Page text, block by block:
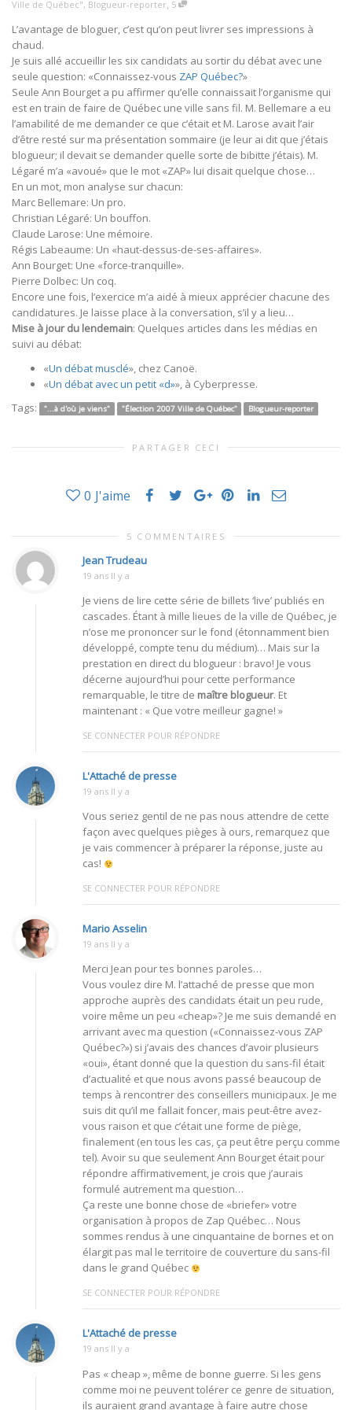
Ville de Québec", Blogueur-reporter, 5
L’avantage de bloguer, c’est qu’on peut livrer ses impressions à
chaud.
Je suis allé accueillir les six candidats au sortir du débat avec une
seule question: «Connaissez-vous ZAP Québec?»
Seule Ann Bourget a pu affirmer qu’elle connaissait l’organisme qui
est en train de faire de Québec une ville sans fil. M. Bellemare a eu
l’amabilité de me demander ce que c’était et M. Larose avait l’air
d’être resté sur ma présentation sommaire (je leur ai dit que j’étais
blogueur; il devait se demander quelle sorte de bibitte j’étais). M.
Légaré m’a «avoué» que le mot «ZAP» lui disait quelque chose…
En un mot, mon analyse sur chacun:
Marc Bellemare: Un pro.
Christian Légaré: Un bouffon.
Claude Larose: Une mémoire.
Régis Labeaume: Un «haut-dessus-de-ses-affaires».
Ann Bourget: Une «force-tranquille».
Pierre Dolbec: Un coq.
Encore une fois, l’exercice m’a aidé à mieux apprécier chacune des
candidatures. Je laisse place à la conversation, s’il y a lieu…
Mise à jour du lendemain: Quelques articles dans les médias en
suivi au débat:
«Un débat musclé», chez Canoë.
«Un débat avec un petit «d»», à Cyberpresse.
Tags:
"...à d'où je viens" "Élection 2007 Ville de Québec" Blogueur-reporter
PARTAGER CECI
0 J'aime
5 COMMENTAIRES
Jean Trudeau
19 ans Il y a
Je viens de lire cette série de billets ‘live’ publiés en
cascades. Étant à mille lieues de la ville de Québec, je
n’ose me prononcer sur le fond (étonnamment bien
développé, compte tenu du médium)… Mais sur la
prestation en direct du blogueur : bravo! Je vous
décerne aujourd’hui pour cette performance
remarquable, le titre de maître blogueur. Et
maintenant : « Que votre meilleur gagne! »
SE CONNECTER POUR RÉPONDRE
L'Attaché de presse
19 ans Il y a
Vous seriez gentil de ne pas nous attendre de cette
façon avec quelques pièges à ours, remarquez que
je vais commencer à préparer la réponse, juste au
cas!
SE CONNECTER POUR RÉPONDRE
Mario Asselin
19 ans Il y a
Merci Jean pour tes bonnes paroles…
Vous voulez dire M. l’attaché de presse que mon
approche auprès des candidats était un peu rude,
voire même un peu «cheap»? Je me suis demandé en
arrivant avec ma question («Connaissez-vous ZAP
Québec?») si j’avais des chances d’avoir plusieurs
«oui», étant donné que la question du sans-fil était
d’actualité et que nous avons passé beaucoup de
temps à rencontrer des conseillers municipaux. Je me
suis dit qu’il me fallait foncer, mais peut-être avez-
vous raison et que c’était une forme de piège,
finalement (en tous les cas, ça peut être perçu comme
tel). Avoir su que seulement Ann Bourget était pour
répondre affirmativement, je crois que j’aurais
formulé autrement ma question…
Ça reste une bonne chose de «briefer» votre
organisation à propos de Zap Québec… Nous
sommes rendus à une cinquantaine de bornes et on
élargit pas mal le territoire de couverture du sans-fil
dans le grand Québec
SE CONNECTER POUR RÉPONDRE
L'Attaché de presse
19 ans Il y a
Pas « cheap », même de bonne guerre. Si les gens
comme moi ne peuvent tolérer ce genre de situation,
ils auraient grand avantage à faire autre chose